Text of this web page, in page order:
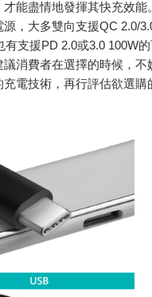
才能盡情地發揮其快充效能
，大多雙向支援QC 2.0/
有支援PD 2.0或3.0 100W
議消費者在選擇的時候，不
充電技術，再行評估欲選購